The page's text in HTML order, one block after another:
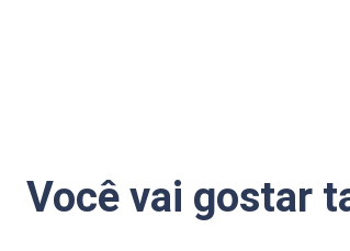
Você vai gostar